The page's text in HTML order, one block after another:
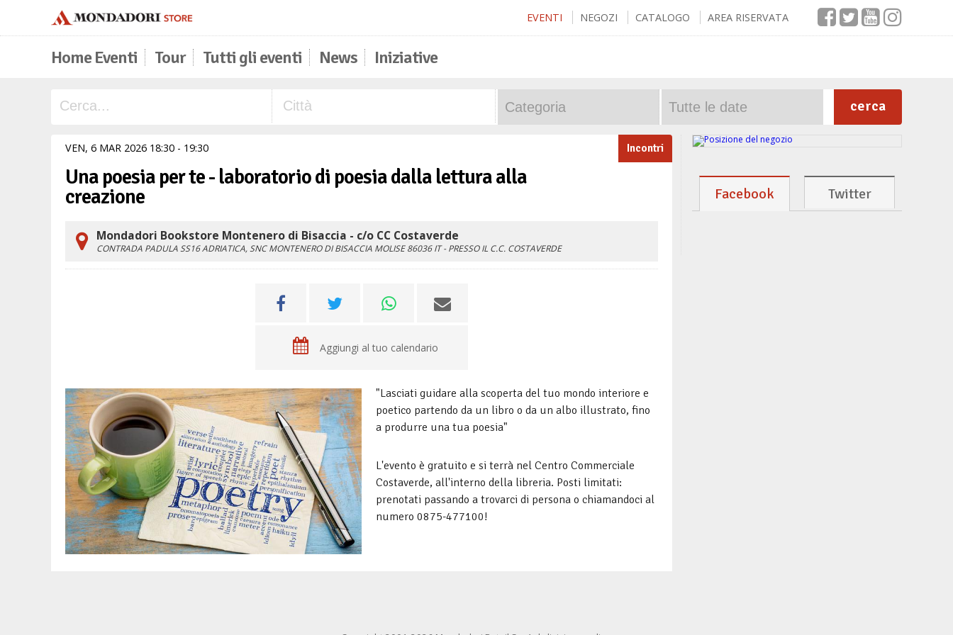
EVENTI NEGOZI CATALOGO AREA RISERVATA
Home Eventi Tour Tutti gli eventi News Iniziative
cerca
Incontri
VEN, 6 MAR 2026 1830 - 1930
Una poesia per te - laboratorio di poesia dalla lettura alla
creazione
Mondadori Bookstore Montenero di Bisaccia - c/o CC Costaverde
CONTRADA PADULA SS16 ADRIATICA, SNCMONTENERO DI BISACCIA MOLISE 86036 IT - PRESSO IL C.C. COSTAVERDE
Aggiungi al tuo calendario
"Lasciati guidare alla scoperta del tuo mondo interiore e
poetico partendo da un libro o da un albo illustrato, fino
a produrre una tua poesia"
L'evento è gratuito e si terrà nel Centro Commerciale
Costaverde, all'interno della libreria. Posti limitati:
prenotati passando a trovarci di persona o chiamandoci al
numero 0875-477100!
Facebook Twitter